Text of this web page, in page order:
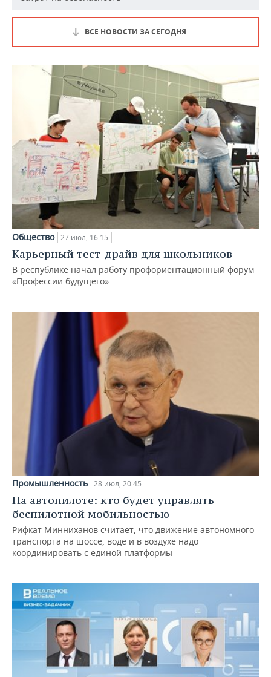
ВСЕ НОВОСТИ ЗА СЕГОДНЯ
Общество 27 июл, 16:15
Карьерный тест-драйв для школьников
В республике начал работу профориентационный форум
«Профессии будущего»
Промышленность 28 июл, 20:45
На автопилоте: кто будет управлять
беспилотной мобильностью
Рифкат Минниханов считает, что движение автономного
транспорта на шоссе, воде и в воздухе надо
координировать с единой платформы